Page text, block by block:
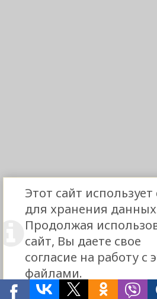
Этот сайт использует
для хранения
Продолжая
сайт, Вы даете свое
согласие на работу с
файлами.